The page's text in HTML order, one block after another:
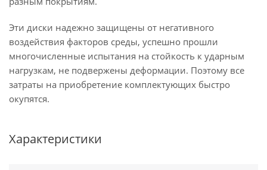
Эти диски надежно защищены от негативного
воздействия факторов среды, успешно прошли
многочисленные испытания на стойкость к ударным
нагрузкам, не подвержены деформации. Поэтому все
затраты на приобретение комплектующих быстро
окупятся.
Характеристики